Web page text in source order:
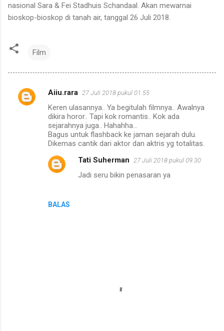
nasional Sara & Fei Stadhuis Schandaal. Akan mewarnai
bioskop-bioskop di tanah air, tanggal 26 Juli 2018.
Film
K
Aiiu.rara 27 Juli 2018 pukul 01.55
Keren ulasannya.. Ya begitulah filmnya.. Awalnya
dikira horor.. Tapi kok romantis.. Kok ada
sejarahnya juga.. Hahahha...
Bagus untuk flashback ke jaman sejarah dulu.
Dikemas cantik dari aktor dan aktris yg totalitas.
BALAS
Tati Suherman 27 Juli 2018 pukul 09.30
Jadi seru bikin penasaran ya